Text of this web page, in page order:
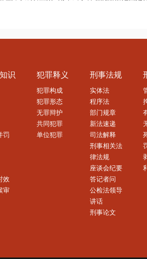
识
罚
效
审
犯罪释义
犯罪构成
犯罪形态
无罪辩护
共同犯罪
单位犯罪
刑事法规
实体法
程序法
部门规章
新法速递
司法解释
刑事相关法
律法规
座谈会纪要
答记者问
公检法领导
讲话
刑事论文